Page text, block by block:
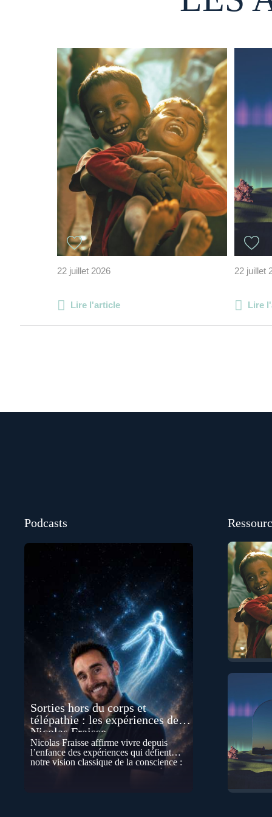
22 juillet 2026
Lire l'article
22 juillet
Lire
Podcasts
Sorties hors du corps et
télépathie : les expériences de
Nicolas Fraisse
Nicolas Fraisse affirme vivre depuis
l’enfance des expériences qui défient
notre vision classique de la conscience :
sorties hors du corps, perceptions à